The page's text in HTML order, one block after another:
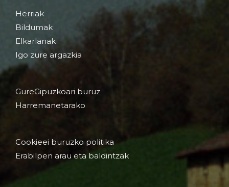
Herriak
Bildumak
Elkarlanak
Igo zure argazkia
GureGipuzkoari buruz
Harremanetarako
Cookieei buruzko politika
Erabilpen arau eta baldintzak